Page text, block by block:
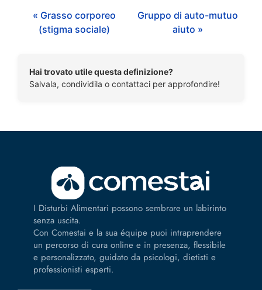
« Grasso corporeo
(stigma sociale)
Gruppo di auto-mutuo
aiuto »
Hai trovato utile questa definizione?
Salvala, condividila o contattaci per approfondire!
I Disturbi Alimentari possono sembrare un labirinto
senza uscita.
Con Comestai e la sua équipe puoi intraprendere
un percorso di cura online e in presenza, flessibile
e personalizzato, guidato da psicologi, dietisti e
professionisti esperti.